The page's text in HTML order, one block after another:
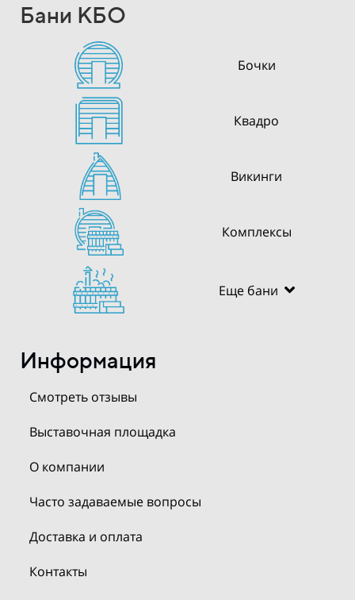
Бани КБО
Бочки
Квадро
Викинги
Комплексы
Еще бани
Информация
Смотреть отзывы
Выставочная площадка
О компании
Часто задаваемые вопросы
Доставка и оплата
Контакты